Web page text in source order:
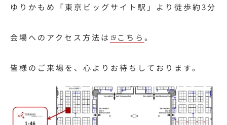
ゆりかもめ「東京ビッグサイト駅」より徒歩約3分
会場へのアクセス方法は こちら 。
皆様のご来場を、心よりお待ちしております。